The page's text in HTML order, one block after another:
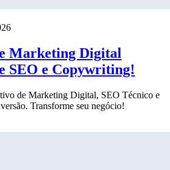
Marketing Digital
SEO e Copywriting!
de Marketing Digital, SEO Técnico e
Transforme seu negócio!